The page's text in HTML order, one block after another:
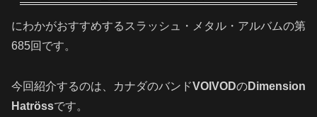
にわかがおすすめするスラッシュ・メタル・アルバムの第
685回です。
今回紹介するのは、カナダのバンドVOIVODのDimension
Hatrössです。